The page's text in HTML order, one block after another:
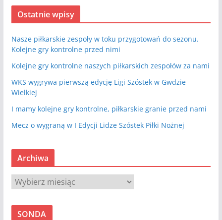
Ostatnie wpisy
Nasze piłkarskie zespoły w toku przygotowań do sezonu.
Kolejne gry kontrolne przed nimi
Kolejne gry kontrolne naszych piłkarskich zespołów za nami
WKS wygrywa pierwszą edycję Ligi Szóstek w Gwdzie
Wielkiej
I mamy kolejne gry kontrolne, piłkarskie granie przed nami
Mecz o wygraną w I Edycji Lidze Szóstek Piłki Nożnej
Archiwa
A
r
c
SONDA